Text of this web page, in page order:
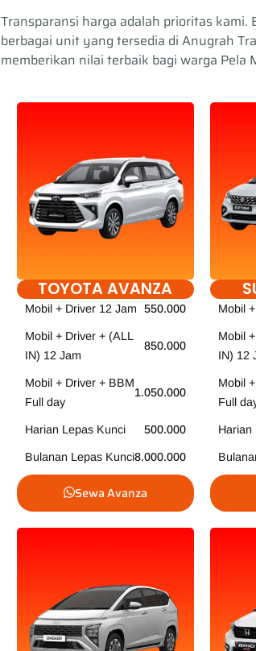
Transparansi harga adalah prioritas
berbagai unit yang tersedia di Anugrah
memberikan nilai terbaik bagi warga Pela
TOYOTA AVANZA
Mobil + Driver 12 Jam 550.000
Mobil + Driver + (ALL
IN) 12 Jam
850.000
Mobil + Driver + BBM
Full day
1.050.000
Harian Lepas Kunci 500.000
Bulanan Lepas Kunci8.000.000
Sewa Avanza
Mobil
Mobil
IN) 12
Mobil
Full
Harian